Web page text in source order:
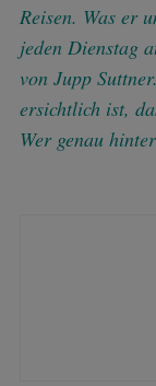
Reisen. Was er
jeden Dienstag
von Jupp
ersichtlich ist,
Wer genau